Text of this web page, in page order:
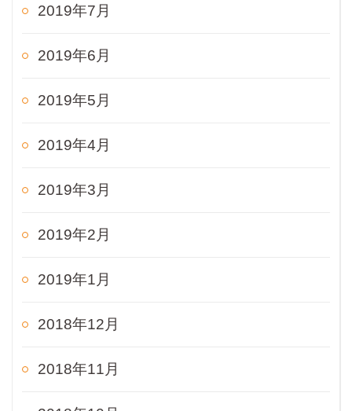
2019年7月
2019年6月
2019年5月
2019年4月
2019年3月
2019年2月
2019年1月
2018年12月
2018年11月